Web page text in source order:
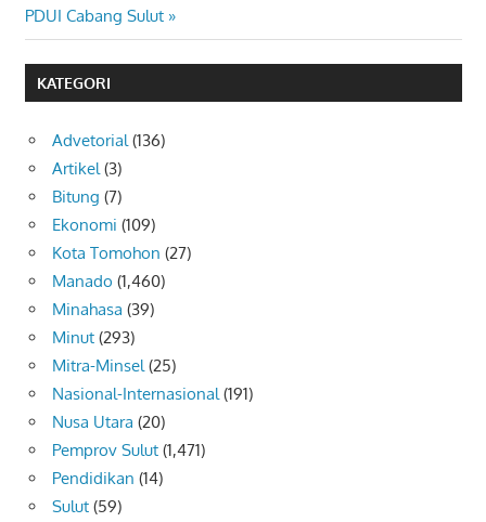
Post:
PDUI Cabang Sulut
KATEGORI
Advetorial (136)
Artikel (3)
Bitung (7)
Ekonomi (109)
Kota Tomohon (27)
Manado (1,460)
Minahasa (39)
Minut (293)
Mitra-Minsel (25)
Nasional-Internasional (191)
Nusa Utara (20)
Pemprov Sulut (1,471)
Pendidikan (14)
Sulut (59)